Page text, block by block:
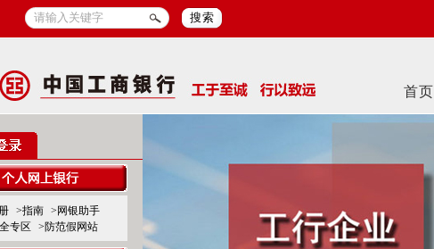
搜索
首页
>指南
>网银助手
专区
>防范假网站